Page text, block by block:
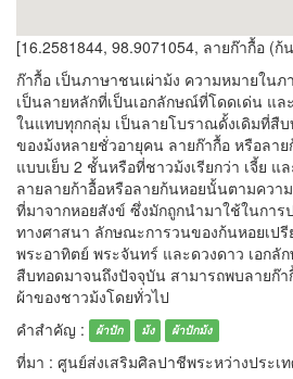
[16.2581844, 98.9071054, ลายก๊ากื้อ (ก้
ก๊ากื้อ เป็นภาษาชนเผ่าม้ง ความหมายใน
เป็นลายหลักที่เป็นเอกลักษณ์ที่โดดเด่น แ
ในแทบทุกกลุ่ม เป็นลายโบราณดั้งเดิมที่สื
ของม้งหลายชั่วอายุคน ลายก๊ากื้อ หรือลา
แบบเย็บ 2 ชั้นหรือที่ชาวม้งเรียกว่า เจี้ย แ
ลายลายก้าอื้อหรือลายก้นหอยนั้นตามควา
ที่มาจากหอยสังข์ ซึ่งมักถูกนำมาใช้ในกา
ทางศาสนา ลักษณะการวนของก้นหอยเปรี
พระอาทิตย์ พระจันทร์ และดวงดาว เอกลั
สืบทอดมาจนถึงปัจจุบัน สามารถพบลายก๊
ผ้าของชาวม้งโดยทั่วไป
คำสำคัญ :
ผ้าปัก ม้ง ผ้าปักม้ง
ที่มา : ศูนย์ส่งเสริมศิลปาชีพระหว่างประเ